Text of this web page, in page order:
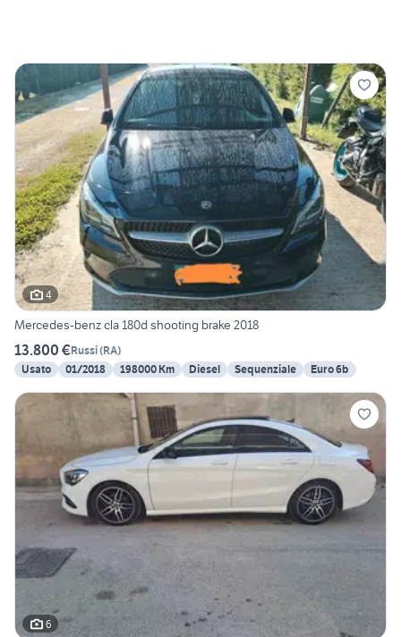
4
Mercedes-benz cla 180d shooting brake 2018
13.800 €Russi(RA)
Usato
01/2018 198000 Km Diesel Sequenziale Euro 6b
6